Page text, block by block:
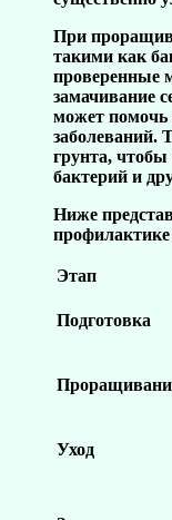
При
такими как
проверенные
замачивание
может помочь
заболеваний.
грунта, чтобы
бактерий и
Ниже
профилактике
Этап
Подготовка
Уход